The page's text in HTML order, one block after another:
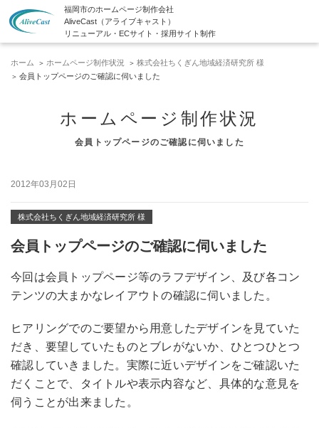
福岡市のホームページ制作会社
AliveCast（アライブキャスト）
リニューアル・ECサイト・採用サイト制作
ホーム ホームページ制作状況
株式会社ちくぎん地域経済研究所 様
会員トップページのご確認に伺いました
ホームページ制作状況
会員トップページのご確認に伺いました
2012年03月02日
株式会社ちくぎん地域経済研究所 様
会員トップページのご確認に伺いました
今回は会員トップページ等のラフデザイン、及び各コン
テンツの大まかなレイアウトの確認に伺いました。
ヒアリングでのご要望から用意したデザインを見ていた
だき、要望していたものとブレがないか、ひとつひとつ
確認していきました。実際に近いデザインをご確認いた
だくことで、タイトルや表示内容など、具体的な意見を
伺うことが出来ました。